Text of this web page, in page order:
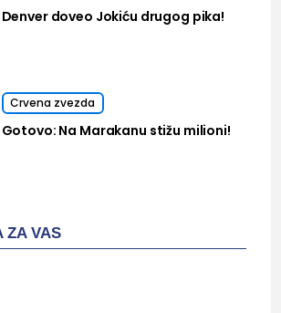
Denver doveo Jokiću drugog pika!
Crvena zvezda
Gotovo: Na Marakanu stižu milioni!
ZA VAS